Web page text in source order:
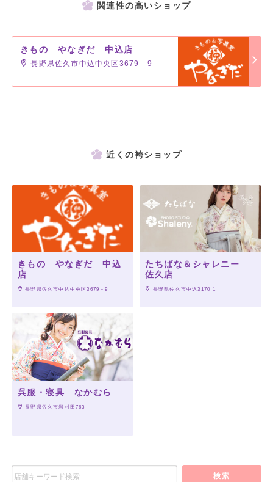
関連性の高いショップ
きもの やなぎだ 中込店
長野県佐久市中込中央区3679－9
近くの袴ショップ
きもの やなぎだ 中込
店
長野県佐久市中込中央区3679－9
たちばな＆シャレニー
佐久店
長野県佐久市中込3170-1
呉服・寝具 なかむら
長野県佐久市岩村田763
検索